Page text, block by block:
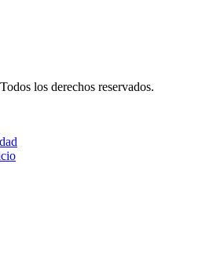
los derechos reservados.